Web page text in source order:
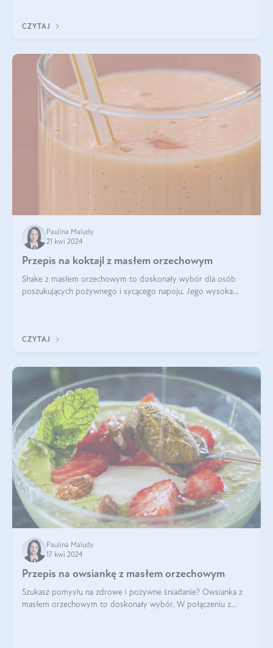
CZYTAJ
Paulina Maludy
21 kwi 2024
Przepis na koktajl z masłem orzechowym
Shake z masłem orzechowym to doskonały wybór dla osób
poszukujących pożywnego i sycącego napoju. Jego wysoka
CZYTAJ
Paulina Maludy
17 kwi 2024
Przepis na owsiankę z masłem orzechowym
Szukasz pomysłu na zdrowe i pożywne śniadanie? Owsianka z
masłem orzechowym to doskonały wybór. W połączeniu z